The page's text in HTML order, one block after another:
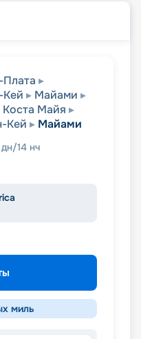
Майами
Коста Майя
Кей Майами
дн/14 нч
миль